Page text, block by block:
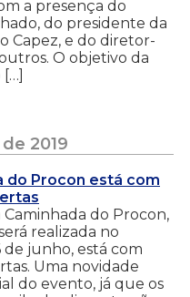
a presença do
do presidente da
Capez, e do diretor-
O objetivo da
2019
do Procon está com
Caminhada do Procon,
realizada no
de junho, está com
Uma novidade
do evento, já que os